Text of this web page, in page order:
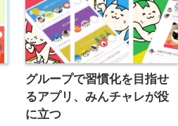
グループで習慣化を目指せ
るアプリ、みんチャレが役
に立つ